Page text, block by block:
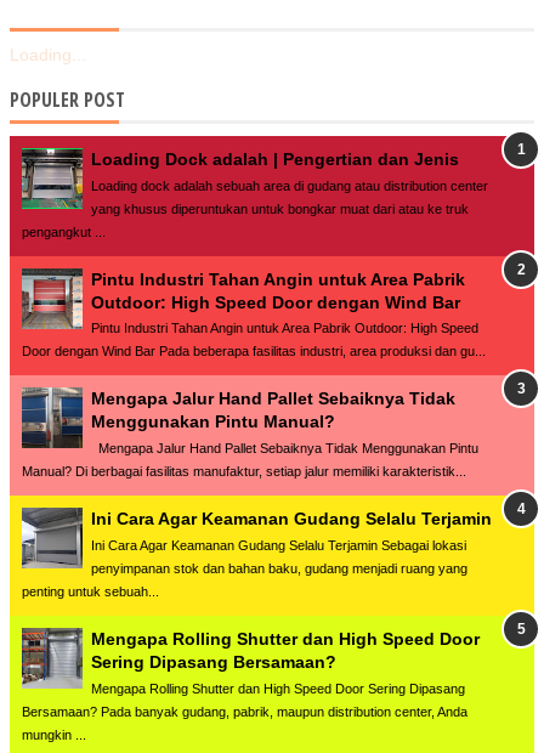
Loading...
POPULER POST
Loading Dock adalah | Pengertian dan Jenis
Loading dock adalah sebuah area di gudang atau distribution center
yang khusus diperuntukan untuk bongkar muat dari atau ke truk
pengangkut ...
Pintu Industri Tahan Angin untuk Area Pabrik
Outdoor: High Speed Door dengan Wind Bar
Pintu Industri Tahan Angin untuk Area Pabrik Outdoor: High Speed
Door dengan Wind Bar Pada beberapa fasilitas industri, area produksi dan gu...
Mengapa Jalur Hand Pallet Sebaiknya Tidak
Menggunakan Pintu Manual?
Mengapa Jalur Hand Pallet Sebaiknya Tidak Menggunakan Pintu
Manual? Di berbagai fasilitas manufaktur, setiap jalur memiliki karakteristik...
Ini Cara Agar Keamanan Gudang Selalu Terjamin
Ini Cara Agar Keamanan Gudang Selalu Terjamin Sebagai lokasi
penyimpanan stok dan bahan baku, gudang menjadi ruang yang
penting untuk sebuah...
Mengapa Rolling Shutter dan High Speed Door
Sering Dipasang Bersamaan?
Mengapa Rolling Shutter dan High Speed Door Sering Dipasang
Bersamaan? Pada banyak gudang, pabrik, maupun distribution center, Anda
mungkin ...